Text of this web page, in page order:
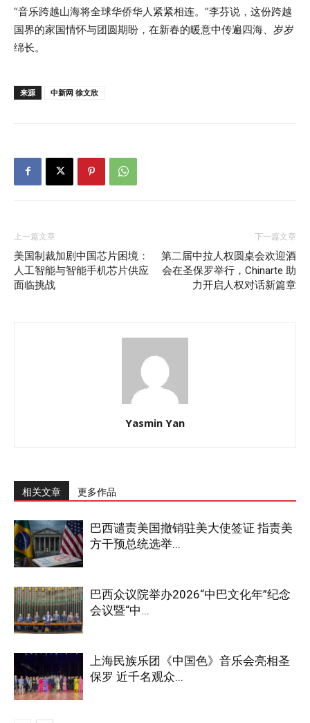
“音乐跨越山海将全球华侨华人紧紧相连。”李芬说，这份跨越
国界的家国情怀与团圆期盼，在新春的暖意中传遍四海、岁岁
绵长。
来源 中新网 徐文欣
上一篇文章
美国制裁加剧中国芯片困境：
人工智能与智能手机芯片供应
面临挑战
下一篇文章
第二届中拉人权圆桌会欢迎酒
会在圣保罗举行，Chinarte 助
力开启人权对话新篇章
Yasmin Yan
相关文章 更多作品
巴西谴责美国撤销驻美大使签证 指责美
方干预总统选举...
巴西众议院举办2026“中巴文化年”纪念
会议暨“中...
上海民族乐团《中国色》音乐会亮相圣
保罗 近千名观众...